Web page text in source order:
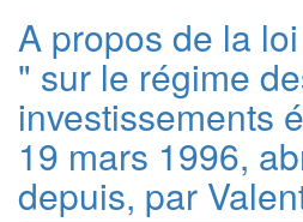
A propos de la
" sur le régime
investissements
19 mars 1996,
depuis, par